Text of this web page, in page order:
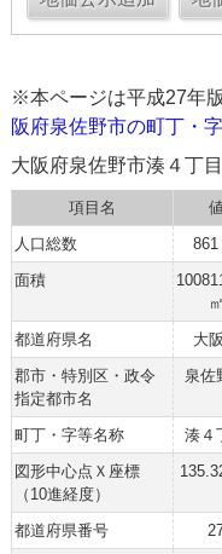
※本ページは平成27年
阪府泉佐野市の町丁・
大阪府泉佐野市湊４丁
項目名
人口総数
861
面積
㎡
都道府県名 大
郡市・特別区・政令
指定都市名
泉佐
町丁・字等名称 湊４
図形中心点Ｘ座標
（10進経度）
都道府県番号